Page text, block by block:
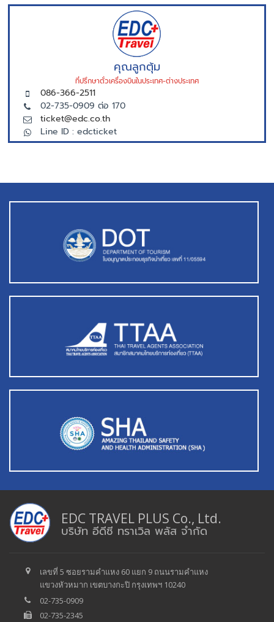
คุณลูกตุ้ม
ที่ปรึกษาตั่วเครื่องบินในประเทศ-ต่างประเทศ
086-366-2511
02-735-0909 ต่อ 170
ticket@edc.co.th
Line ID : edcticket
EDC TRAVEL PLUS Co., Ltd.
บริษัท อีดีซี ทราเวิล พลัส จำกัด
เลขที่ 5 ซอยรามคำแหง 60 แยก 9 ถนนรามคำแหง
แขวงหัวหมาก เขตบางกะปิ กรุงเทพฯ 10240
02-735-0909
02-735-2345